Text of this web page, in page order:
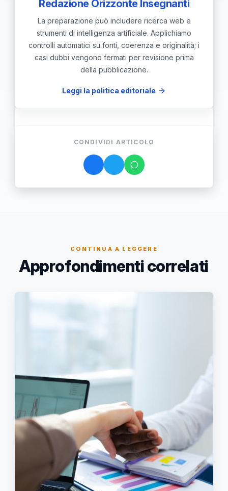
Redazione Orizzonte Insegnanti
La preparazione può includere ricerca web e
strumenti di intelligenza artificiale. Applichiamo
controlli automatici su fonti, coerenza e originalità; i
casi dubbi vengono fermati per revisione prima
della pubblicazione.
Leggi la politica editoriale
CONDIVIDI ARTICOLO
CONTINUA A LEGGERE
Approfondimenti correlati